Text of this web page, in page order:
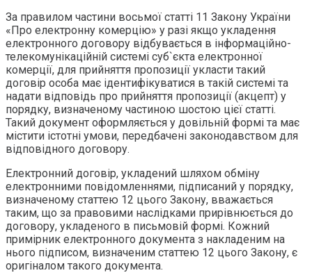
За правилом частини восьмої статті 11 Закону України
«Про електронну комерцію» у разі якщо укладення
електронного договору відбувається в інформаційно-
телекомунікаційній системі суб`єкта електронної
комерції, для прийняття пропозиції укласти такий
договір особа має ідентифікуватися в такій системі та
надати відповідь про прийняття пропозиції (акцепт) у
порядку, визначеному частиною шостою цієї статті.
Такий документ оформляється у довільній формі та має
містити істотні умови, передбачені законодавством для
відповідного договору.
Електронний договір, укладений шляхом обміну
електронними повідомленнями, підписаний у порядку,
визначеному статтею 12 цього Закону, вважається
таким, що за правовими наслідками прирівнюється до
договору, укладеного в письмовій формі. Кожний
примірник електронного документа з накладеним на
нього підписом, визначеним статтею 12 цього Закону, є
оригіналом такого документа.